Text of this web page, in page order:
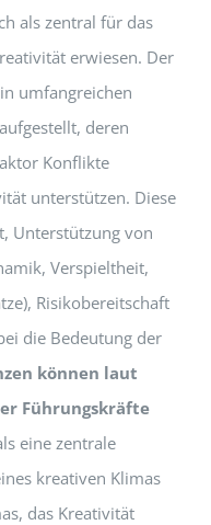
als zentral für das
erwiesen. Der
umfangreichen
deren
Konflikte
unterstützen. Diese
Unterstützung von
Verspieltheit,
Risikobereitschaft
die Bedeutung der
können laut
Führungskräfte
eine zentrale
kreativen Klimas
das Kreativität